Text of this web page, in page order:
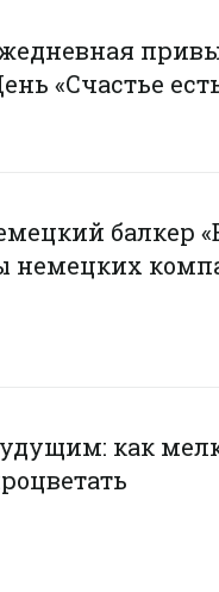
«Счастье
балкер
немецких
как